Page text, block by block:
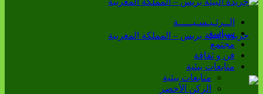
الــرئـيـسـيـــــة
سياسة
مجتمع
فن و ثقافة
متابعات بيئية
متابعات بيئية
الركن الأخضر